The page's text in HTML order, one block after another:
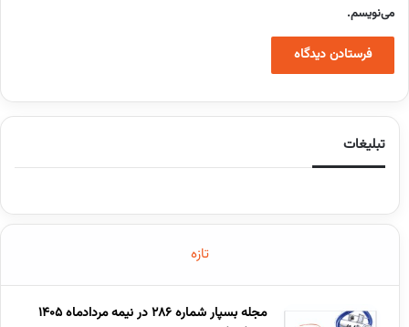
می‌نویسم.
تبلیغات
تازه
مجله بسپار شماره 286 در نیمه مردادماه 1405